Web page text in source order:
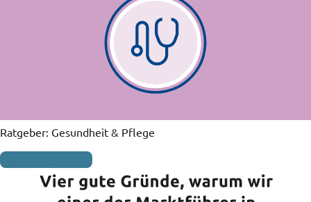
Ratgeber: Gesundheit & Pflege
Mehr erfahren